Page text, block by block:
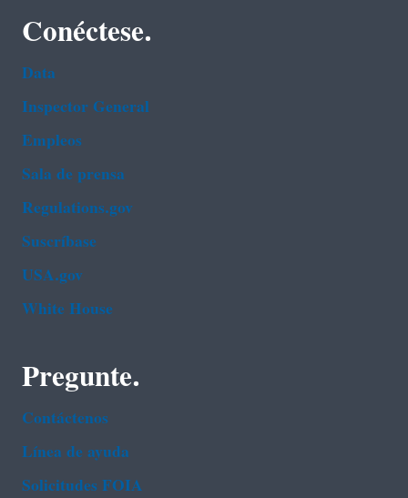
Conéctese.
Data
Inspector General
Empleos
Sala de prensa
Regulations.gov
Suscríbase
USA.gov
White House
Pregunte.
Contáctenos
Línea de ayuda
Solicitudes FOIA